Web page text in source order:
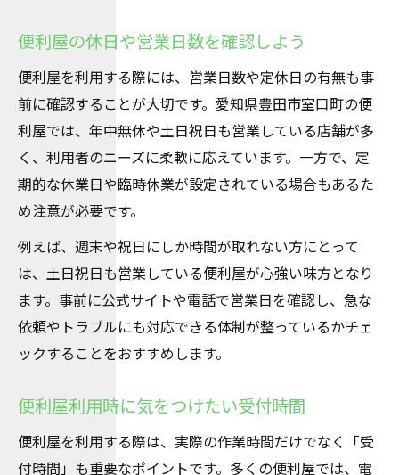
こんなとき頼れる便利屋の特徴や魅力を解説
便利屋の困りごと解決力が際立つ特徴
便利屋が幅広い作業に対応できる強み
便利屋のスタッフ対応の丁寧さに注目
便利屋の信頼性を見抜くポイントとは
便利屋サービスがもたらす安心感とは
便利屋の営業時間帯を徹底比較する方法
便利屋の利用時間別で選ぶポイント紹介
便利屋の営業時間とサービス内容を比較
便利屋の夜間・休日営業の有無をチェック
便利屋の休日や営業日数を確認しよう
便利屋を利用する際には、営業日数や定休日の有無も事
前に確認することが大切です。愛知県豊田市室口町の便
利屋では、年中無休や土日祝日も営業している店舗が多
く、利用者のニーズに柔軟に応えています。一方で、定
期的な休業日や臨時休業が設定されている場合もあるた
め注意が必要です。
例えば、週末や祝日にしか時間が取れない方にとって
は、土日祝日も営業している便利屋が心強い味方となり
ます。事前に公式サイトや電話で営業日を確認し、急な
依頼やトラブルにも対応できる体制が整っているかチェ
ックすることをおすすめします。
便利屋利用時に気をつけたい受付時間
便利屋を利用する際は、実際の作業時間だけでなく「受
付時間」も重要なポイントです。多くの便利屋では、電